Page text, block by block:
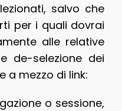
salvo che
per i quali dovrai
alle relative
de-selezione dei
a mezzo di link:
o sessione,